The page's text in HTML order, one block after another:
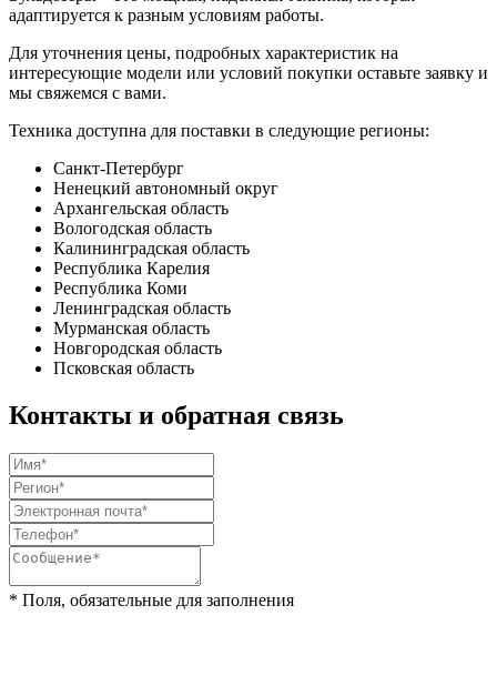
адаптируется к разным условиям работы.
Для уточнения цены, подробных характеристик на
интересующие модели или условий покупки оставьте заявку и
мы свяжемся с вами.
Техника доступна для поставки в следующие регионы:
Санкт-Петербург
Ненецкий автономный округ
Архангельская область
Вологодская область
Калининградская область
Республика Карелия
Республика Коми
Ленинградская область
Мурманская область
Новгородская область
Псковская область
Контакты и обратная связь
* Поля, обязательные для заполнения